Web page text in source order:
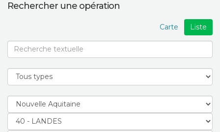
Rechercher une opération
Liste
Carte